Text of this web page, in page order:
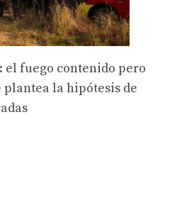
el fuego contenido pero
plantea la hipótesis de